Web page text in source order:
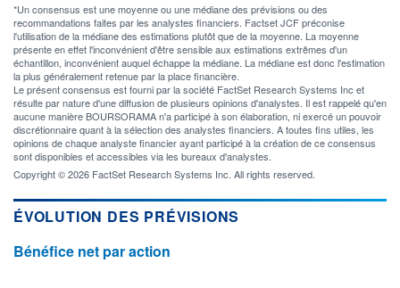
*Un consensus est une moyenne ou une médiane des prévisions ou des
recommandations faites par les analystes financiers. Factset JCF préconise
l'utilisation de la médiane des estimations plutôt que de la moyenne. La moyenne
présente en effet l'inconvénient d'être sensible aux estimations extrêmes d'un
échantillon, inconvénient auquel échappe la médiane. La médiane est donc l'estimation
la plus généralement retenue par la place financière.
Le présent consensus est fourni par la société FactSet Research Systems Inc et
résulte par nature d'une diffusion de plusieurs opinions d'analystes. Il est rappelé qu'en
aucune manière BOURSORAMA n'a participé à son élaboration, ni exercé un pouvoir
discrétionnaire quant à la sélection des analystes financiers. A toutes fins utiles, les
opinions de chaque analyste financier ayant participé à la création de ce consensus
sont disponibles et accessibles via les bureaux d'analystes.
Copyright © 2026 FactSet Research Systems Inc. All rights reserved.
ÉVOLUTION DES PRÉVISIONS
Bénéfice net par action